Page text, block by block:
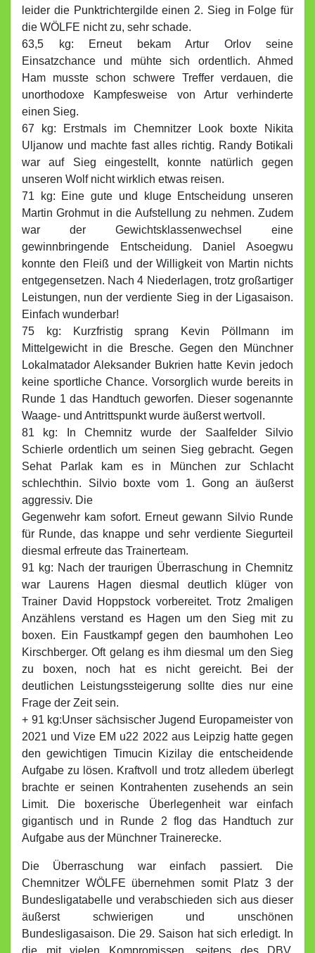
leider die Punktrichtergilde einen 2. Sieg in Folge für
die WÖLFE nicht zu, sehr schade.
63,5 kg: Erneut bekam Artur Orlov seine
Einsatzchance und mühte sich ordentlich. Ahmed
Ham musste schon schwere Treffer verdauen, die
unorthodoxe Kampfesweise von Artur verhinderte
einen Sieg.
67 kg: Erstmals im Chemnitzer Look boxte Nikita
Uljanow und machte fast alles richtig. Randy Botikali
war auf Sieg eingestellt, konnte natürlich gegen
unseren Wolf nicht wirklich etwas reisen.
71 kg: Eine gute und kluge Entscheidung unseren
Martin Grohmut in die Aufstellung zu nehmen. Zudem
war der Gewichtsklassenwechsel eine
gewinnbringende Entscheidung. Daniel Asoegwu
konnte den Fleiß und der Willigkeit von Martin nichts
entgegensetzen. Nach 4 Niederlagen, trotz großartiger
Leistungen, nun der verdiente Sieg in der Ligasaison.
Einfach wunderbar!
75 kg: Kurzfristig sprang Kevin Pöllmann im
Mittelgewicht in die Bresche. Gegen den Münchner
Lokalmatador Aleksander Bukrien hatte Kevin jedoch
keine sportliche Chance. Vorsorglich wurde bereits in
Runde 1 das Handtuch geworfen. Dieser sogenannte
Waage- und Antrittspunkt wurde äußerst wertvoll.
81 kg: In Chemnitz wurde der Saalfelder Silvio
Schierle ordentlich um seinen Sieg gebracht. Gegen
Sehat Parlak kam es in München zur Schlacht
schlechthin. Silvio boxte vom 1. Gong an äußerst
aggressiv. Die
Gegenwehr kam sofort. Erneut gewann Silvio Runde
für Runde, das knappe und sehr verdiente Siegurteil
diesmal erfreute das Trainerteam.
91 kg: Nach der traurigen Überraschung in Chemnitz
war Laurens Hagen diesmal deutlich klüger von
Trainer David Hoppstock vorbereitet. Trotz 2maligen
Anzählens verstand es Hagen um den Sieg mit zu
boxen. Ein Faustkampf gegen den baumhohen Leo
Kirschberger. Oft gelang es ihm diesmal um den Sieg
zu boxen, noch hat es nicht gereicht. Bei der
deutlichen Leistungssteigerung sollte dies nur eine
Frage der Zeit sein.
+ 91 kg:Unser sächsischer Jugend Europameister von
2021 und Vize EM u22 2022 aus Leipzig hatte gegen
den gewichtigen Timucin Kizilay die entscheidende
Aufgabe zu lösen. Kraftvoll und trotz alledem überlegt
brachte er seinen Kontrahenten zusehends an sein
Limit. Die boxerische Überlegenheit war einfach
gigantisch und in Runde 2 flog das Handtuch zur
Aufgabe aus der Münchner Trainerecke.
Die Überraschung war einfach passiert. Die
Chemnitzer WÖLFE übernehmen somit Platz 3 der
Bundesligatabelle und verabschieden sich aus dieser
äußerst schwierigen und unschönen
Bundesligasaison. Die 29. Saison hat sich erledigt. In
die mit vielen Kompromissen, seitens des DBV,